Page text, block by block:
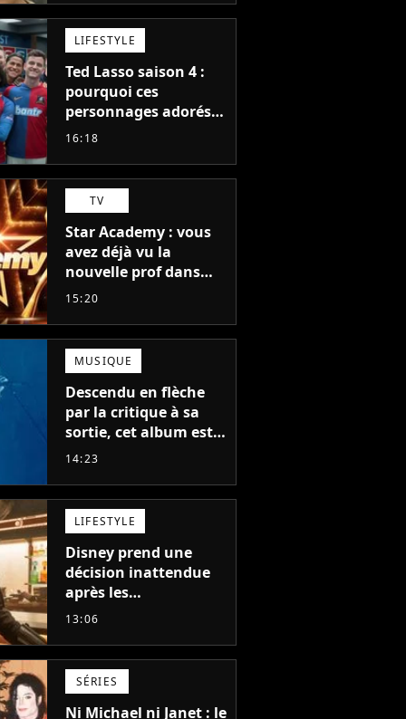
blockbuster
LIFESTYLE
Ted Lasso saison 4 :
pourquoi ces
personnages adorés
des fans ne sont pas
16:18
TV
Star Academy : vous
avez déjà vu la
nouvelle prof dans
The Voice et aux
15:20
MUSIQUE
Descendu en flèche
par la critique à sa
sortie, cet album est
en train de devenir le
auteur
14:23
LIFESTYLE
Disney prend une
décision inattendue
après les
"performances
et The Mandalorian &
Grogu au box-office
13:06
SÉRIES
Ni Michael ni Janet : le